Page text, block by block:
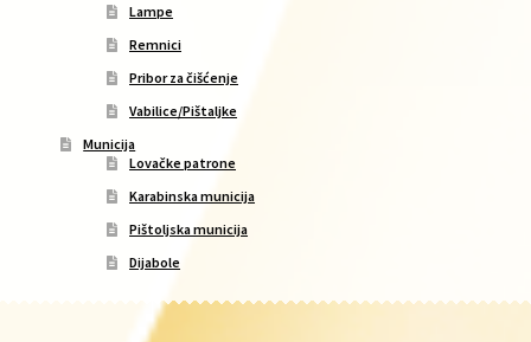
Lampe
Remnici
Pribor za čišćenje
Vabilice/Pištaljke
Municija
Lovačke patrone
Karabinska municija
Pištoljska municija
Dijabole